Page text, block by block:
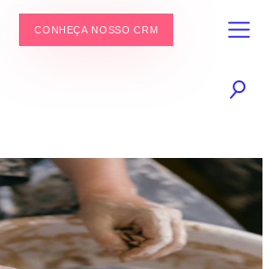
CONHEÇA NOSSO CRM